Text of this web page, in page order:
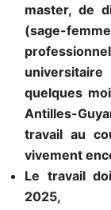
master, de
(sage-
quelques
Antilles-
travail au
vivement
Le travail
2025,